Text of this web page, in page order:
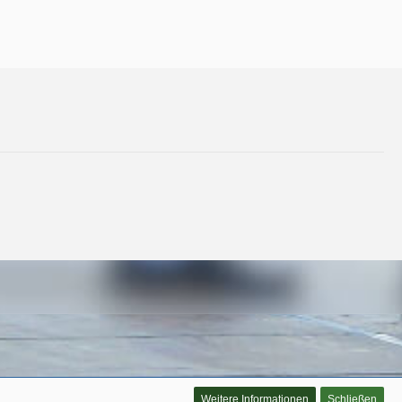
Weitere Informationen Schließen